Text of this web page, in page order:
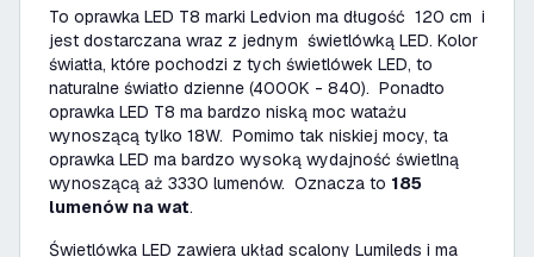
To oprawka LED T8 marki Ledvion ma długość 120 cm i
jest dostarczana wraz z jednym świetlówką LED. Kolor
światła, które pochodzi z tych świetlówek LED, to
naturalne światło dzienne (4000K - 840). Ponadto
oprawka LED T8 ma bardzo niską moc watażu
wynoszącą tylko 18W. Pomimo tak niskiej mocy, ta
oprawka LED ma bardzo wysoką wydajność świetlną
wynoszącą aż 3330 lumenów. Oznacza to 185
lumenów na wat.
Świetlówka LED zawiera układ scalony Lumileds i ma